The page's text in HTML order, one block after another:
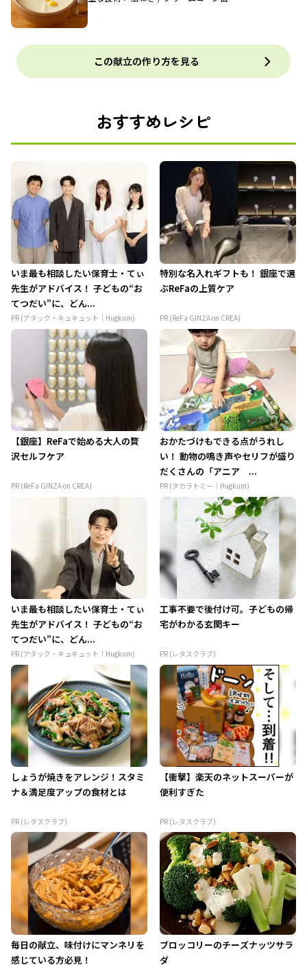
この献立の作り方を見る
おすすめレシピ
いま最も相談したい保育士・てぃ
先生がアドバイス！ 子どもの“お
てつだい”に、どん...
PR (アタック・キュキュット｜Hugkum)
特別な名入れギフトも！ 銀座で選
ぶReFaの上質ケア
PR (ReFa GINZA on CREA)
【銀座】ReFaで始める大人の贅
沢セルフケア
PR (ReFa GINZA on CREA)
おかたづけもできる点がうれし
い！ 動物の鳴き声やセリフが盛り
だくさんの「アニア ...
PR (タカラトミー｜Hugkum)
いま最も相談したい保育士・てぃ
先生がアドバイス！ 子どもの“お
てつだい”に、どん...
PR (アタック・キュキュット｜Hugkum)
工事不要で後付け可。子どもの帰
宅がわかる玄関キー
PR (レタスクラブ)
しょうが焼きをアレンジ！スタミ
ナ＆満足度アップの食材とは
PR (レタスクラブ)
【衝撃】楽天のネットスーパーが
便利すぎた
PR (レタスクラブ)
毎日の献立、味付けにマンネリを
感じている方必見！
ブロッコリーのチーズナッツサラ
ダ